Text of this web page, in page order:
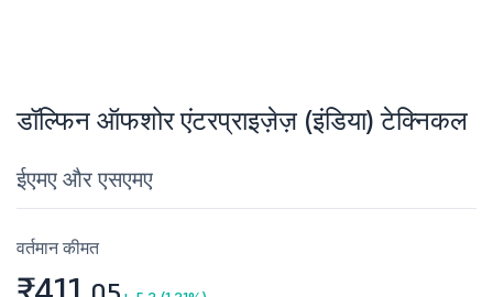
shelter at evacuation
Okinawa, the
डॉल्फिन ऑफशोर एंटरप्राइज़ेज़ (इंडिया) टेक्निकल
ईएमए और एसएमए
वर्तमान कीमत